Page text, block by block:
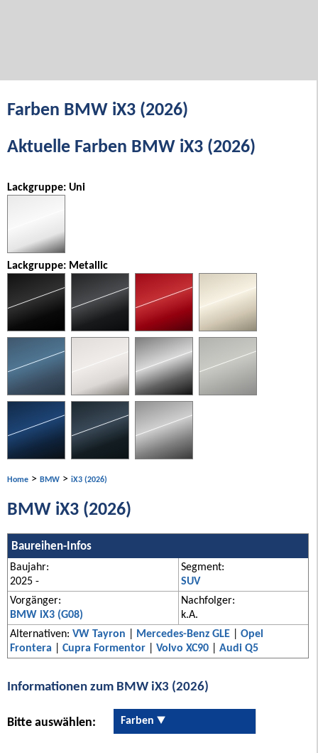
Farben BMW iX3 (2026)
Aktuelle Farben BMW iX3 (2026)
Lackgruppe: Uni
Lackgruppe: Metallic
Home > BMW > iX3 (2026)
BMW iX3 (2026)
Baureihen-Infos
Baujahr:
2025 -
Segment:
SUV
Vorgänger:
BMW iX3 (G08)
Nachfolger:
k.A.
Alternativen: VW Tayron Mercedes-Benz GLE
Opel
Frontera
Cupra Formentor Volvo XC90 Audi Q5
Informationen zum BMW iX3 (2026)
Bitte auswählen: Farben